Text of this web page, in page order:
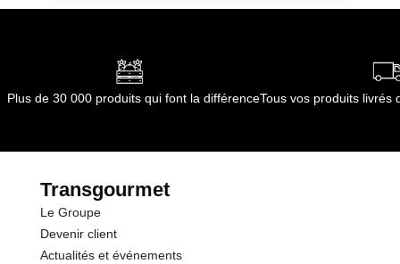
Kilojoules 146 kj
dont Acides gras saturés 0.01 g
dont Sucres
Fibres
Plus de 30 000 produits qui font la différenceTous vos produits livrés
Transgourmet
Le Groupe
Devenir client
Actualités et événements